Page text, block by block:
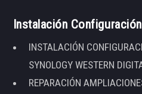
Instalación
INSTALACIÓN
SYNOLOGY WESTERN
REPARACIÓN